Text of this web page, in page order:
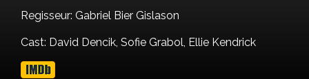
Regisseur: Gabriel Bier Gislason
Cast: David Dencik, Sofie Grabol, Ellie Kendrick